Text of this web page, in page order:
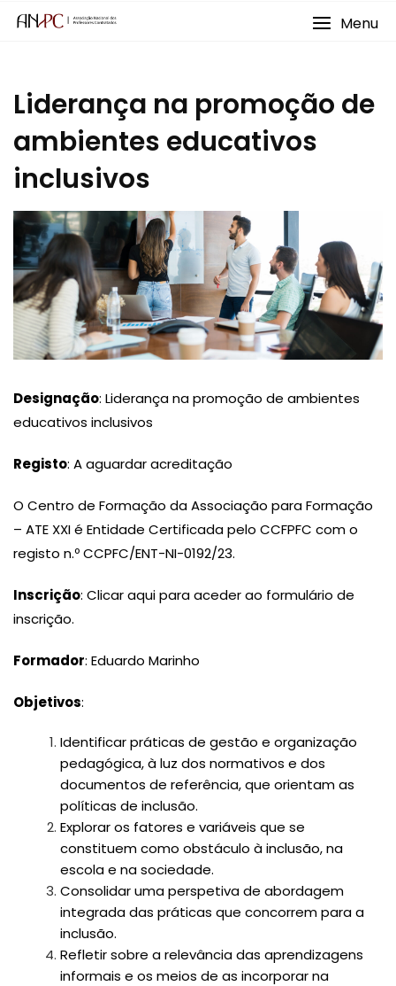
Menu
Liderança na promoção de
ambientes educativos
inclusivos
Designação: Liderança na promoção de ambientes
educativos inclusivos
Registo: A aguardar acreditação
O Centro de Formação da Associação para Formação
– ATE XXI é Entidade Certificada pelo CCFPFC com o
registo n.º CCPFC/ENT-NI-0192/23.
Inscrição: Clicar aqui para aceder ao formulário de
inscrição.
Formador: Eduardo Marinho
Objetivos:
Identificar práticas de gestão e organização
pedagógica, à luz dos normativos e dos
documentos de referência, que orientam as
políticas de inclusão.
Explorar os fatores e variáveis que se
constituem como obstáculo à inclusão, na
escola e na sociedade.
Consolidar uma perspetiva de abordagem
integrada das práticas que concorrem para a
inclusão.
Refletir sobre a relevância das aprendizagens
informais e os meios de as incorporar na